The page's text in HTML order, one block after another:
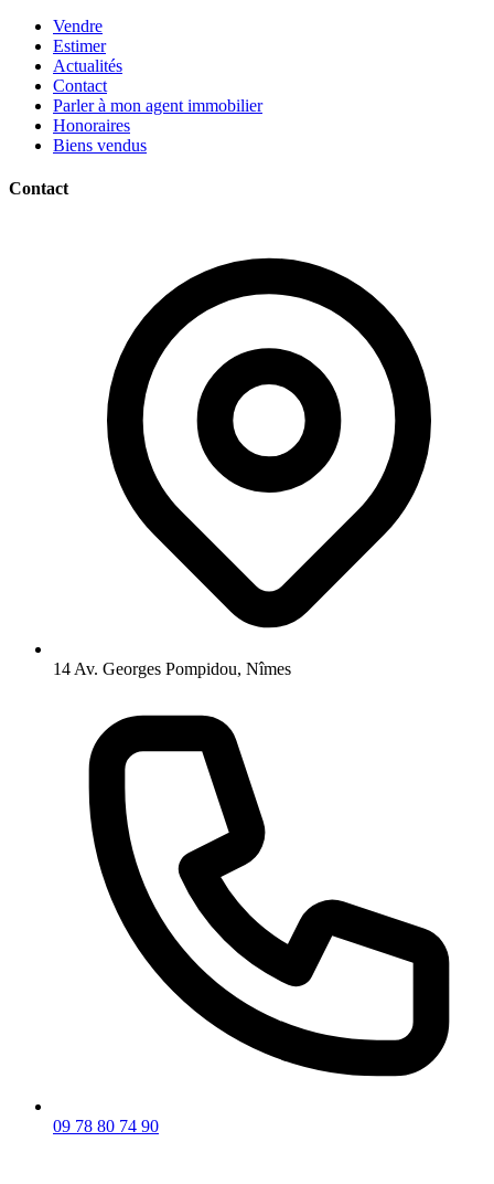
Vendre
Estimer
Actualités
Contact
Parler à mon agent immobilier
Honoraires
Biens vendus
Contact
14 Av. Georges Pompidou, Nîmes
09 78 80 74 90